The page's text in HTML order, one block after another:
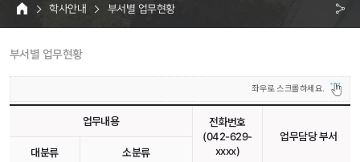
HOME
학사안내 부서별 업무현황
유
부서별 업무현황
업무내용
전화번호
(042-629-
xxxx)
업무담당 부서
대분류
소분류